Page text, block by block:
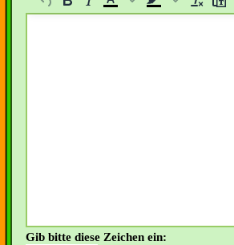
Gib bitte diese Zeichen ein: